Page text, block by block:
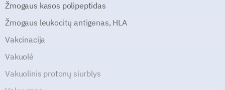
Žmogaus kasos polipeptidas
Žmogaus leukocitų antigenas, HLA
Vakcinacija
Vakuolė
Vakuolinis protonų siurblys